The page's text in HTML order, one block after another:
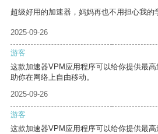
超级好用的加速器，妈妈再也不用担心我的
2025-09-26
游客
这款加速器VPM应用程序可以给你提供最
助你在网络上自由移动。
2025-09-26
游客
这款加速器VPM应用程序可以给你提供最